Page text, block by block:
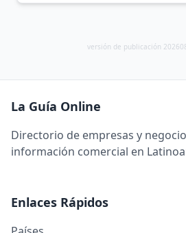
versión de publicación
La Guía Online
Directorio de empresas y
información comercial en
Enlaces Rápidos